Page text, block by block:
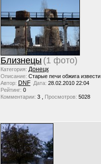
Близнецы (1 фото)
Категория: Донецк
Описание: Старые печи обжига извести
Автор: DNF Дата: 28.02.2010 22:04
Рейтинг: 0
Комментарии: 3 , Просмотров: 5028